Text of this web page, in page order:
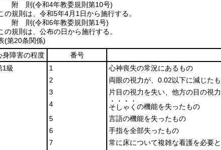
附 則(令和4年教委規則第10号)
の規則は、令和5年4月1日から施行する。
附 則(令和6年教委規則第1号)
の規則は、公布の日から施行する。
(第20条関係)
身障害の程度
番号
1級
1
心神喪失の常況にあるもの
2
両眼の視力が、0.02以下に減じた
3
片目の視力を失い、他方の目の視
4
そしゃく
・・・・
の機能を失ったもの
5
言語の機能を失ったもの
6
手指を全部失ったもの
7
常に床について複雑な看護を必要